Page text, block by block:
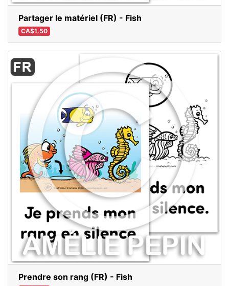
Partager le matériel (FR) - Fish
CA$1.50
Prendre son rang (FR) - Fish